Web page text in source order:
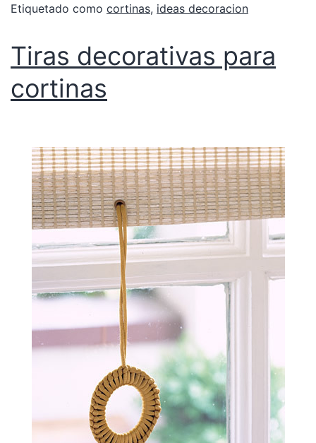
Etiquetado como cortinas, ideas decoracion
Tiras decorativas para
cortinas